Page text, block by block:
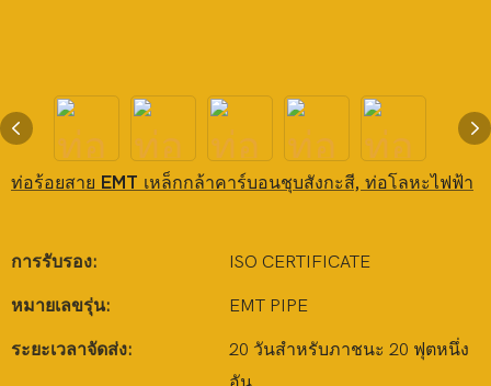
ท่อร้อยสาย EMT เหล็กกล้าคาร์บอนชุบสังกะสี, ท่อโลหะไฟฟ้า
การรับรอง: ISO CERTIFICATE
หมายเลขรุ่น: EMT PIPE
ระยะเวลาจัดส่ง:
20 วันสำหรับภาชนะ 20 ฟุตหนึ่ง